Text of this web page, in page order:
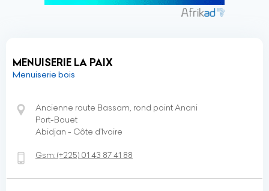
MENUISERIE LA PAIX
Menuiserie bois
Ancienne route Bassam, rond point Anani
Port-Bouet
Abidjan - Côte d’Ivoire
Gsm:(+225) 01 43 87 41 88